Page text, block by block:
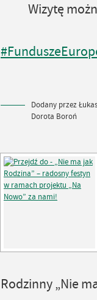
Wizytę
Dodany przez
Dorota Boroń
Rodzinny „Nie